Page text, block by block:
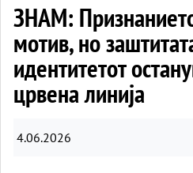
ЗНАМ:
мотив, но
идентитетот
црвена линија
4.06.2026